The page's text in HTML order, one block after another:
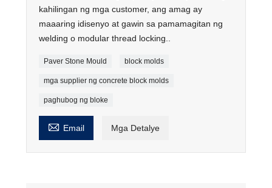
kahilingan ng mga customer, ang amag ay
maaaring idisenyo at gawin sa pamamagitan ng
welding o modular thread locking..
Paver Stone Mould block molds
mga supplier ng concrete block molds
paghubog ng bloke
 Email Mga Detalye